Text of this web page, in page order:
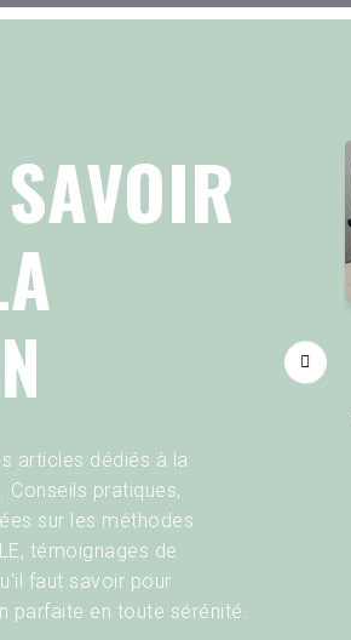
articles dédiés à la
Conseils pratiques,
sur les méthodes
témoignages de
faut savoir pour
parfaite en toute sérénité.
Le Lasik